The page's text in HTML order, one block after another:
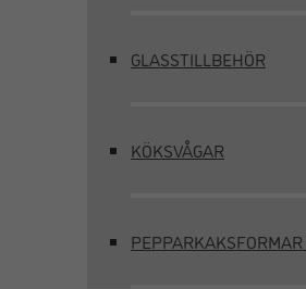
GLASSTILLBEHÖR
KÖKSVÅGAR